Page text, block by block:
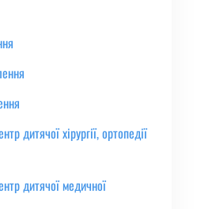
дитячої хірургії, ортопедії
дитячої медичної